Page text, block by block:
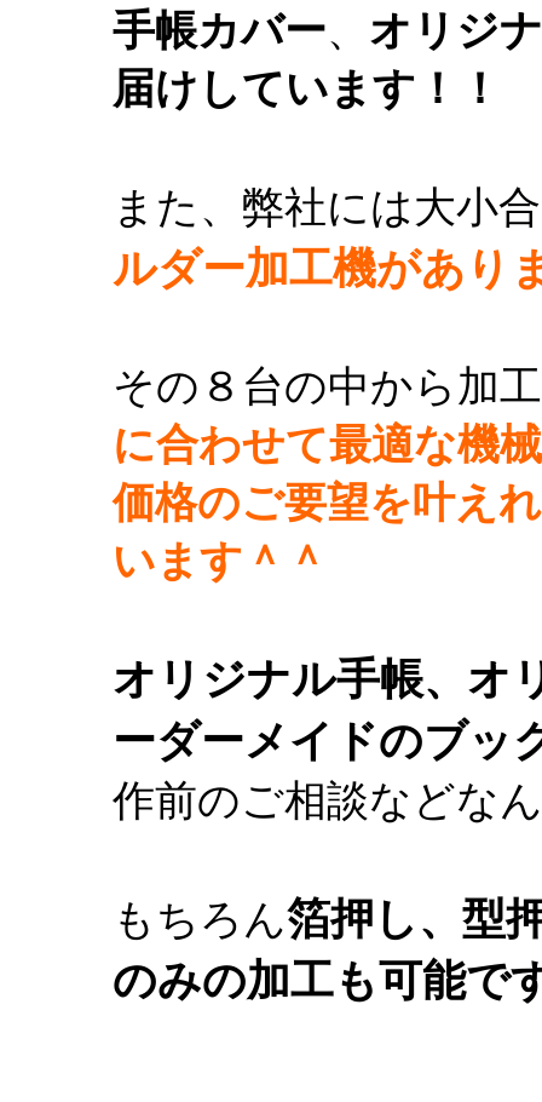
手帳カバー、 オリジ
届けしています！！
また、弊社には大小
ルダー加工機があり
その８台の中から加
に合わせて最適な機
価格のご要望を叶え
います＾＾
オリジナル手帳、オ
ーダーメイドのブッ
作前のご相談などな
もちろん箔押し、型
のみの加工も可能で